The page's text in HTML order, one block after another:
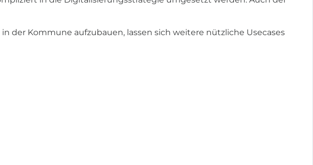
der Kommune aufzubauen, lassen sich weitere nützliche Usecases